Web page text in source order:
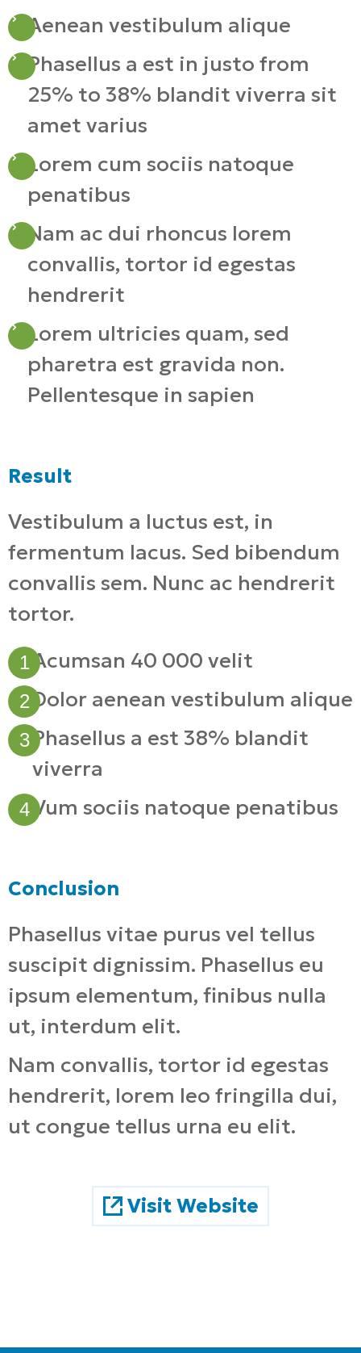
Aenean vestibulum alique
Phasellus a est in justo from
25% to 38% blandit viverra sit
amet varius
Lorem cum sociis natoque
penatibus
Nam ac dui rhoncus lorem
convallis, tortor id egestas
hendrerit
Lorem ultricies quam, sed
pharetra est gravida non.
Pellentesque in sapien
Result
Vestibulum a luctus est, in
fermentum lacus. Sed bibendum
convallis sem. Nunc ac hendrerit
tortor.
Acumsan 40 000 velit
Dolor aenean vestibulum alique
Phasellus a est 38% blandit
viverra
Vum sociis natoque penatibus
Conclusion
Phasellus vitae purus vel tellus
suscipit dignissim. Phasellus eu
ipsum elementum, finibus nulla
ut, interdum elit.
Nam convallis, tortor id egestas
hendrerit, lorem leo fringilla dui,
ut congue tellus urna eu elit.
Visit Website